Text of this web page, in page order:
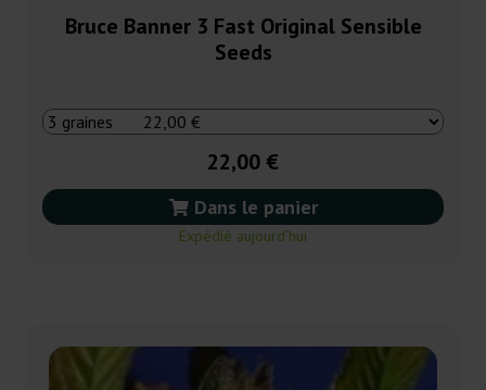
Bruce Banner 3 Fast Original Sensible
Seeds
22,00 €
Dans le panier
Expédié aujourd’hui